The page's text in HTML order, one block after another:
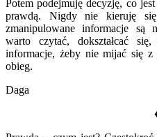
Potem podejmuję decyzję, co
prawdą. Nigdy nie kieruję
zmanipulowane informacje są
warto czytać, dokształcać
informacje, żeby nie mijać się
obieg.
Daga